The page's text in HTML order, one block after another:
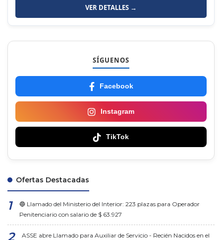
VER DETALLES →
SÍGUENOS
Facebook
Instagram
TikTok
Ofertas Destacadas
🔵 Llamado del Ministerio del Interior: 223 plazas para Operador
Penitenciario con salario de $ 63.927
ASSE abre Llamado para Auxiliar de Servicio - Recién Nacidos en el